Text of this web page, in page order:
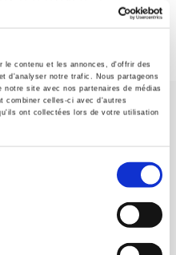
le contenu et les annonces, d'offrir des
d'analyser notre trafic. Nous partageons
site avec nos partenaires de médias
combiner celles-ci avec d'autres
ont collectées lors de votre utilisation
has a threefold role: to publish